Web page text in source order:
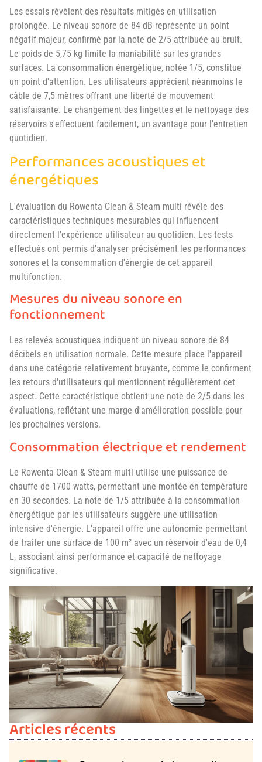
Les essais révèlent des résultats mitigés en utilisation
prolongée. Le niveau sonore de 84 dB représente un point
négatif majeur, confirmé par la note de 2/5 attribuée au bruit.
Le poids de 5,75 kg limite la maniabilité sur les grandes
surfaces. La consommation énergétique, notée 1/5, constitue
un point d'attention. Les utilisateurs apprécient néanmoins le
câble de 7,5 mètres offrant une liberté de mouvement
satisfaisante. Le changement des lingettes et le nettoyage des
réservoirs s'effectuent facilement, un avantage pour l'entretien
quotidien.
Performances acoustiques et
énergétiques
L'évaluation du Rowenta Clean & Steam multi révèle des
caractéristiques techniques mesurables qui influencent
directement l'expérience utilisateur au quotidien. Les tests
effectués ont permis d'analyser précisément les performances
sonores et la consommation d'énergie de cet appareil
multifonction.
Mesures du niveau sonore en
fonctionnement
Les relevés acoustiques indiquent un niveau sonore de 84
décibels en utilisation normale. Cette mesure place l'appareil
dans une catégorie relativement bruyante, comme le confirment
les retours d'utilisateurs qui mentionnent régulièrement cet
aspect. Cette caractéristique obtient une note de 2/5 dans les
évaluations, reflétant une marge d'amélioration possible pour
les prochaines versions.
Consommation électrique et rendement
Le Rowenta Clean & Steam multi utilise une puissance de
chauffe de 1700 watts, permettant une montée en température
en 30 secondes. La note de 1/5 attribuée à la consommation
énergétique par les utilisateurs suggère une utilisation
intensive d'énergie. L'appareil offre une autonomie permettant
de traiter une surface de 100 m² avec un réservoir d'eau de 0,4
L, associant ainsi performance et capacité de nettoyage
significative.
Articles récents